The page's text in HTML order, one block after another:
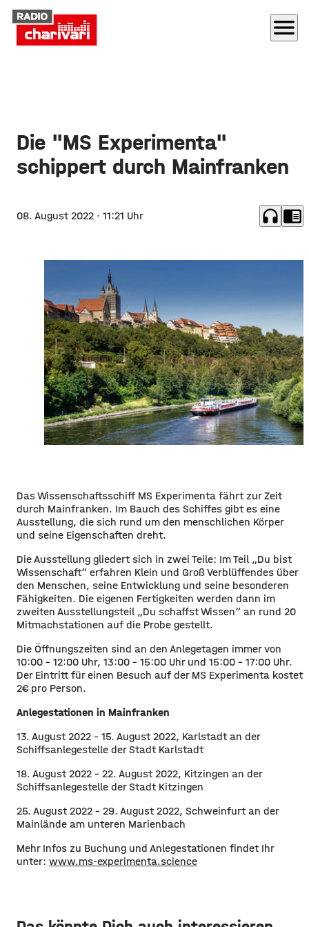
menu
Die "MS Experimenta"
schippert durch Mainfranken
08. August 2022 · 11:21 Uhr headphones chrome_reader_mode
Das Wissenschaftsschiff MS Experimenta fährt zur Zeit
durch Mainfranken. Im Bauch des Schiffes gibt es eine
Ausstellung, die sich rund um den menschlichen Körper
und seine Eigenschaften dreht.
Die Ausstellung gliedert sich in zwei Teile: Im Teil „Du bist
Wissenschaft“ erfahren Klein und Groß Verblüffendes über
den Menschen, seine Entwicklung und seine besonderen
Fähigkeiten. Die eigenen Fertigkeiten werden dann im
zweiten Ausstellungsteil „Du schaffst Wissen“ an rund 20
Mitmachstationen auf die Probe gestellt.
Die Öffnungszeiten sind an den Anlegetagen immer von
10:00 – 12:00 Uhr, 13:00 – 15:00 Uhr und 15:00 – 17:00 Uhr.
Der Eintritt für einen Besuch auf der MS Experimenta kostet
2€ pro Person.
Anlegestationen in Mainfranken
13. August 2022 – 15. August 2022, Karlstadt an der
Schiffsanlegestelle der Stadt Karlstadt
18. August 2022 – 22. August 2022, Kitzingen an der
Schiffsanlegestelle der Stadt Kitzingen
25. August 2022 – 29. August 2022, Schweinfurt an der
Mainlände am unteren Marienbach
Mehr Infos zu Buchung und Anlegestationen findet Ihr
unter: www.ms-experimenta.science